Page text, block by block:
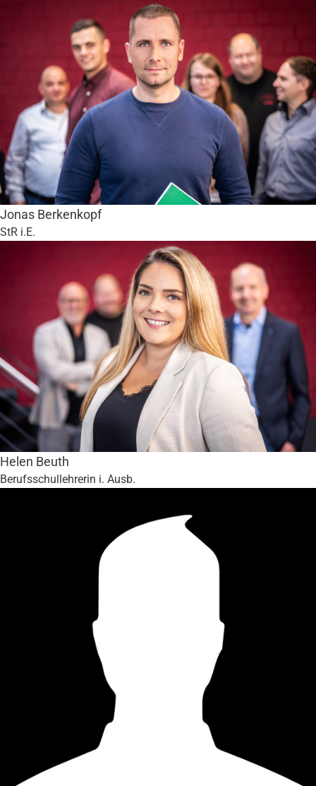
Jonas Berkenkopf
StR i.E.
Helen Beuth
Berufsschullehrerin i. Ausb.